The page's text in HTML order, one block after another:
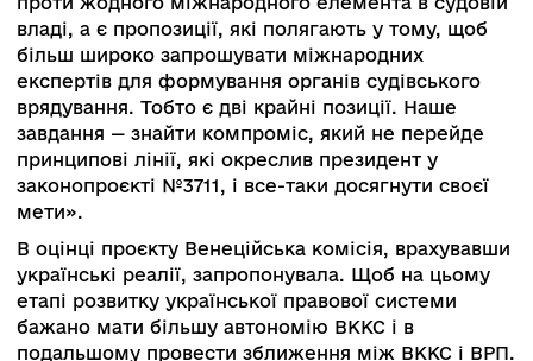
Спікер зазначив, що в композиції
№3711 немає жодної фіксованої квоти для
складі ВККС. Це відповідає усталеній
європейській практиці, однак є принциповою
позицією президента.
«Ситуація із ухваленням будь-яких
щодо судової влади вкрай політизована в
українському парламенті. Це вже є історично
усталеним, і будь-яка запропонована
реформаторська ідея викликає цілу палітру